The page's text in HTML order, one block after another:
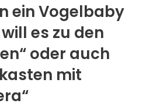
ein Vogelbaby
es zu den
oder auch
mit